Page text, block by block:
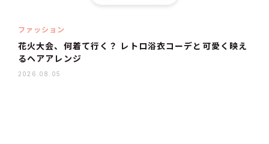
ファッション
花火大会、何着て行く？ レトロ浴衣コーデと可愛く映え
るヘアアレンジ
2026.08.05